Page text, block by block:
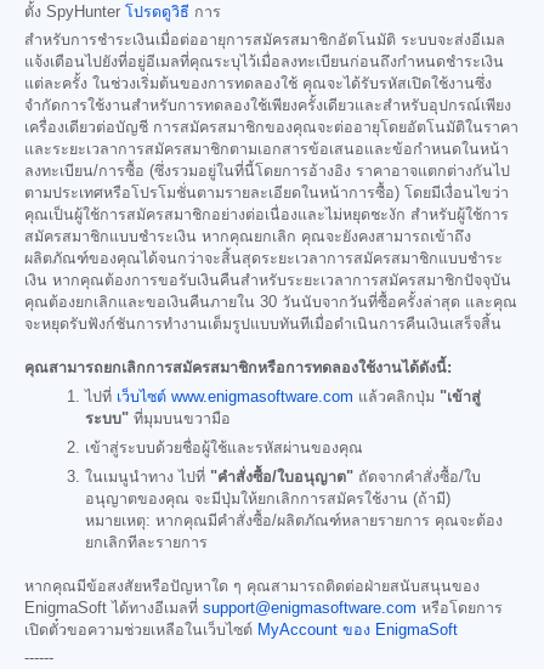
ตั้ง SpyHunter โปรดดูวิธี การ
สำหรับการชำระเงินเมื่อต่ออายุการสมัครสมาชิกอัตโนมัติ ระบบจะส่งอีเมล
แจ้งเตือนไปยังที่อยู่อีเมลที่คุณระบุไว้เมื่อลงทะเบียนก่อนถึงกำหนดชำระเงิน
แต่ละครั้ง ในช่วงเริ่มต้นของการทดลองใช้ คุณจะได้รับรหัสเปิดใช้งานซึ่ง
จำกัดการใช้งานสำหรับการทดลองใช้เพียงครั้งเดียวและสำหรับอุปกรณ์เพียง
เครื่องเดียวต่อบัญชี การสมัครสมาชิกของคุณจะต่ออายุโดยอัตโนมัติในราคา
และระยะเวลาการสมัครสมาชิกตามเอกสารข้อเสนอและข้อกำหนดในหน้า
ลงทะเบียน/การซื้อ (ซึ่งรวมอยู่ในที่นี้โดยการอ้างอิง ราคาอาจแตกต่างกันไป
ตามประเทศหรือโปรโมชั่นตามรายละเอียดในหน้าการซื้อ) โดยมีเงื่อนไขว่า
คุณเป็นผู้ใช้การสมัครสมาชิกอย่างต่อเนื่องและไม่หยุดชะงัก สำหรับผู้ใช้การ
สมัครสมาชิกแบบชำระเงิน หากคุณยกเลิก คุณจะยังคงสามารถเข้าถึง
ผลิตภัณฑ์ของคุณได้จนกว่าจะสิ้นสุดระยะเวลาการสมัครสมาชิกแบบชำระ
เงิน หากคุณต้องการขอรับเงินคืนสำหรับระยะเวลาการสมัครสมาชิกปัจจุบัน
คุณต้องยกเลิกและขอเงินคืนภายใน 30 วันนับจากวันที่ซื้อครั้งล่าสุด และคุณ
จะหยุดรับฟังก์ชันการทำงานเต็มรูปแบบทันทีเมื่อดำเนินการคืนเงินเสร็จสิ้น
คุณสามารถยกเลิกการสมัครสมาชิกหรือการทดลองใช้งานได้ดังนี้:
ไปที่ เว็บไซต์ www.enigmasoftware.com แล้วคลิกปุ่ม "เข้าสู่
ระบบ" ที่มุมบนขวามือ
เข้าสู่ระบบด้วยชื่อผู้ใช้และรหัสผ่านของคุณ
ในเมนูนำทาง ไปที่ "คำสั่งซื้อ/ใบอนุญาต" ถัดจากคำสั่งซื้อ/ใบ
อนุญาตของคุณ จะมีปุ่มให้ยกเลิกการสมัครใช้งาน (ถ้ามี)
หมายเหตุ: หากคุณมีคำสั่งซื้อ/ผลิตภัณฑ์หลายรายการ คุณจะต้อง
ยกเลิกทีละรายการ
หากคุณมีข้อสงสัยหรือปัญหาใด ๆ คุณสามารถติดต่อฝ่ายสนับสนุนของ
EnigmaSoft ได้ทางอีเมลที่ support@enigmasoftware.com หรือโดยการ
เปิดตั๋วขอความช่วยเหลือในเว็บไซต์ MyAccount ของ EnigmaSoft
------